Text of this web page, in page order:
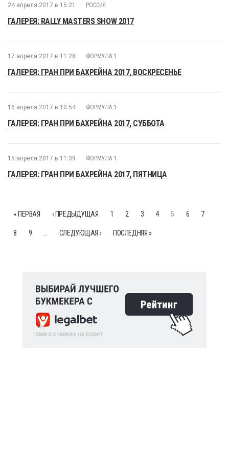
24 апреля 2017 в 15:21 РОССИЯ
ГАЛЕРЕЯ: RALLY MASTERS SHOW 2017
17 апреля 2017 в 11:28 ФОРМУЛА 1
ГАЛЕРЕЯ: ГРАН ПРИ БАХРЕЙНА 2017, ВОСКРЕСЕНЬЕ
16 апреля 2017 в 10:54 ФОРМУЛА 1
ГАЛЕРЕЯ: ГРАН ПРИ БАХРЕЙНА 2017, СУББОТА
15 апреля 2017 в 11:39 ФОРМУЛА 1
ГАЛЕРЕЯ: ГРАН ПРИ БАХРЕЙНА 2017, ПЯТНИЦА
« ПЕРВАЯ ‹ ПРЕДЫДУЩАЯ 1 2 3 4 5 6 7
8 9 СЛЕДУЮЩАЯ › ПОСЛЕДНЯЯ »